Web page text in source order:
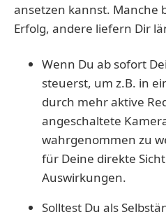
ansetzen kannst. Manche
Erfolg, andere liefern Dir
Wenn Du ab sofort
steuerst, um z.B. in
durch mehr aktive
angeschaltete
wahrgenommen zu
für Deine direkte
Auswirkungen.
Solltest Du als